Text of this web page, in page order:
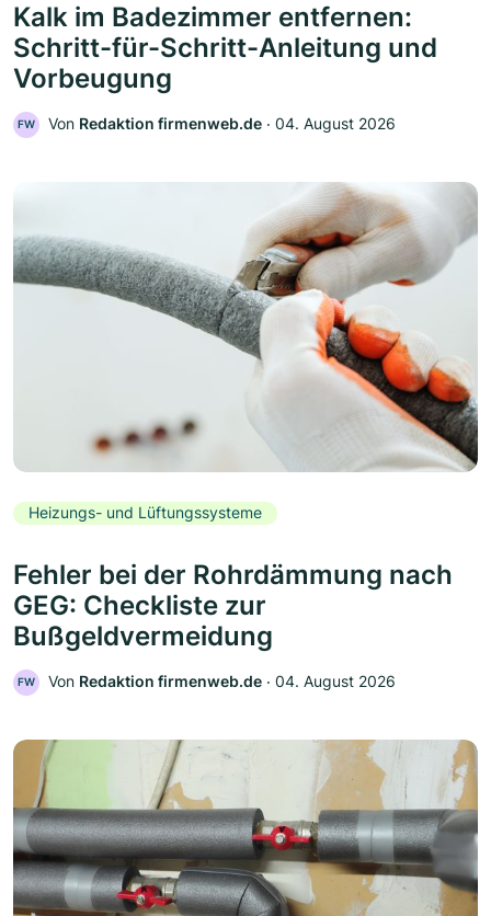
Kalk im Badezimmer entfernen:
Schritt-für-Schritt-Anleitung und
Vorbeugung
FW Von Redaktion firmenweb.de ‧ 04. August 2026
Heizungs- und Lüftungssysteme
Fehler bei der Rohrdämmung nach
GEG: Checkliste zur
Bußgeldvermeidung
FW Von Redaktion firmenweb.de ‧ 04. August 2026